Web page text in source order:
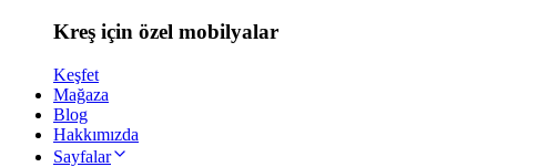
Kreş için özel mobilyalar
Keşfet
Mağaza
Blog
Hakkımızda
Sayfalar